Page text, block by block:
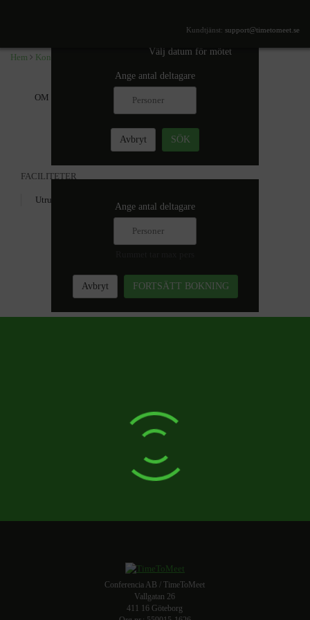
Kundtjänst: support@timetomeet.se
Välj datum för mötet
Ange antal deltagare
Avbryt SÖK
Ange antal deltagare
Avbryt FORTSÄTT BOKNING
Hem Konferensrum i
OM
Mer information
FACILITETER
Utrustning
Conferencia AB / TimeToMeet
Vallgatan 26
411 16 Göteborg